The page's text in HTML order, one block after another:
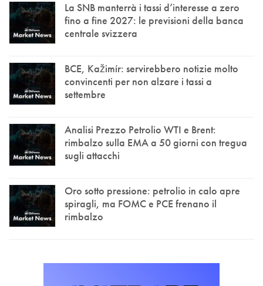
La SNB manterrà i tassi d’interesse a zero
fino a fine 2027: le previsioni della banca
centrale svizzera
BCE, Kažimír: servirebbero notizie molto
convincenti per non alzare i tassi a
settembre
Analisi Prezzo Petrolio WTI e Brent:
rimbalzo sulla EMA a 50 giorni con tregua
sugli attacchi
Oro sotto pressione: petrolio in calo apre
spiragli, ma FOMC e PCE frenano il
rimbalzo